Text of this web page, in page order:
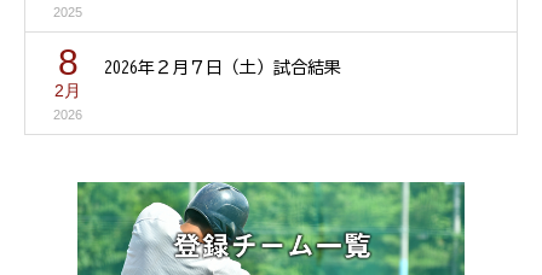
2025
8
2月
2026
2026年２月７日（土）試合結果